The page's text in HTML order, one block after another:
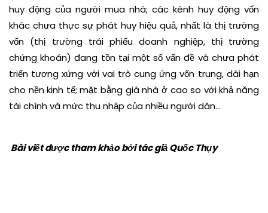
huy động của người mua nhà; các kênh huy động vốn
khác chưa thực sự phát huy hiệu quả, nhất là thị trường
vốn (thị trường trái phiếu doanh nghiệp, thị trường
chứng khoán) đang tồn tại một số vấn đề và chưa phát
triển tương xứng với vai trò cung ứng vốn trung, dài hạn
cho nền kinh tế; mặt bằng giá nhà ở cao so với khả năng
tài chính và mức thu nhập của nhiều người dân...
Bài viết được tham khảo bởi tác giả Quốc Thụy